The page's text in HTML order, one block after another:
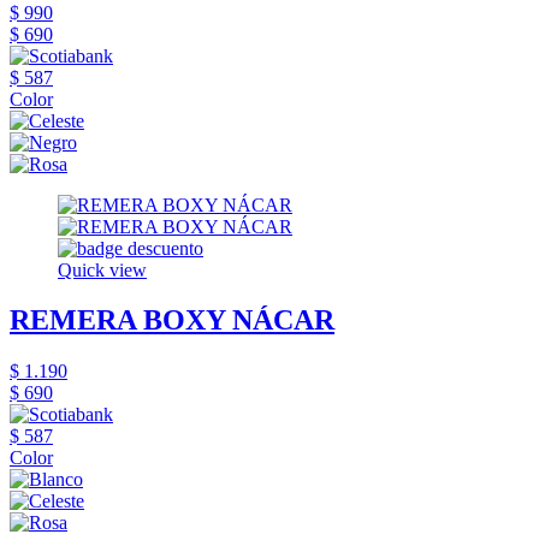
$ 990
$ 690
$ 587
Color
Quick view
REMERA BOXY NÁCAR
$ 1.190
$ 690
$ 587
Color